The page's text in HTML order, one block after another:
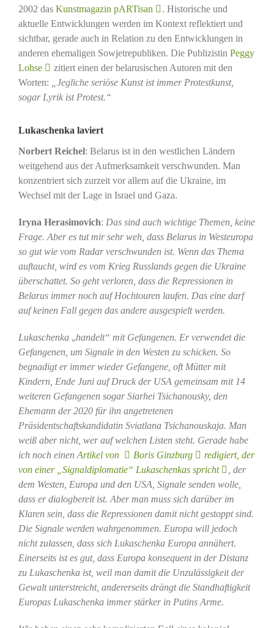
2002 das Kunstmagazin pARTisan
. Historische und
aktuelle Entwicklungen werden im Kontext reflektiert und
sichtbar, gerade auch in Relation zu den Entwicklungen in
anderen ehemaligen Sowjetrepubliken. Die Publizistin Peggy
Lohse
zitiert einen der belarusischen Autoren mit den
Worten:
„Jegliche seriöse Kunst ist immer Protestkunst,
sogar Lyrik ist Protest.“
Lukaschenka laviert
Norbert Reichel: Belarus ist in den westlichen Ländern
weitgehend aus der Aufmerksamkeit verschwunden. Man
konzentriert sich zurzeit vor allem auf die Ukraine, im
Wechsel mit der Lage in Israel und Gaza.
Iryna Herasimovich: Das sind auch wichtige Themen, keine
Frage. Aber es tut mir sehr weh, dass Belarus in Westeuropa
so gut wie vom Radar verschwunden ist. Wenn das Thema
auftaucht, wird es vom Krieg Russlands gegen die Ukraine
überschattet. So geht verloren, dass die Repressionen in
Belarus immer noch auf Hochtouren laufen. Das eine darf
auf keinen Fall gegen das andere ausgespielt werden.
Lukaschenka „handelt“ mit Gefangenen. Er verwendet die
Gefangenen, um Signale in den Westen zu schicken. So
begnadigt er immer wieder Gefangene, oft Mütter mit
Kindern, Ende Juni auf Druck der USA gemeinsam mit 14
weiteren Gefangenen sogar Siarhei Tsichanousky, den
Ehemann der 2020 für ihn angetretenen
Präsidentschaftskandidatin Sviatlana Tsichanouskaja. Man
weiß aber nicht, wer auf welchen Listen steht. Gerade habe
ich noch einen Artikel von Boris Ginzburg
redigiert, der
von einer „Signaldiplomatie“ Lukaschenkas spricht
, der
dem Westen, Europa und den USA, Signale senden wolle,
dass er dialogbereit ist. Aber man muss sich darüber im
Klaren sein, dass die Repressionen damit nicht gestoppt sind.
Die Signale werden wahrgenommen. Europa will jedoch
nicht zulassen, dass sich Lukaschenka Europa annähert.
Einerseits ist es gut, dass Europa konsequent in der Distanz
zu Lukaschenka ist, weil man damit die Unzulässigkeit der
Gewalt unterstreicht, andererseits drängt die Standhaftigkeit
Europas Lukaschenka immer stärker in Putins Arme.